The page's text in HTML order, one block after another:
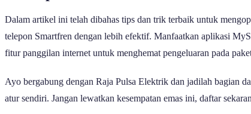
Dalam artikel ini telah dibahas tips dan trik terbaik untuk
telepon Smartfren dengan lebih efektif. Manfaatkan aplikasi
fitur panggilan internet untuk menghemat pengeluaran pada
Ayo bergabung dengan Raja Pulsa Elektrik dan jadilah bagian
atur sendiri. Jangan lewatkan kesempatan emas ini, daftar